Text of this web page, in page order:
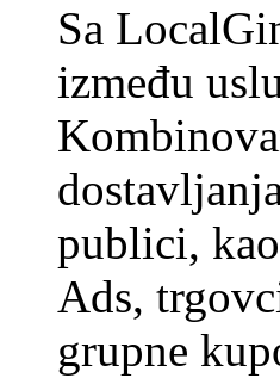
Sa
između
publici,
Ads,
grupne